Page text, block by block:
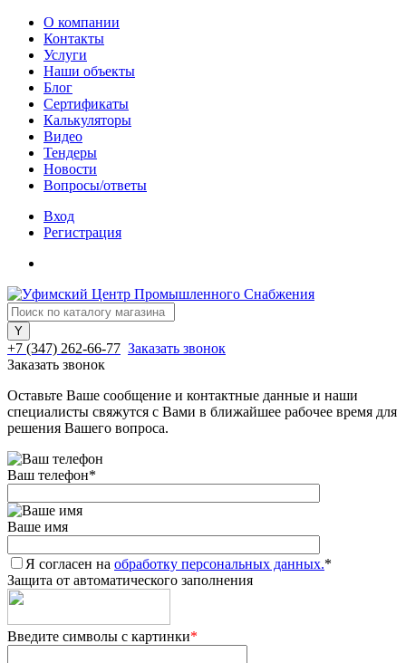
О компании
Контакты
Услуги
Наши объекты
Блог
Сертификаты
Калькуляторы
Видео
Тендеры
Новости
Вопросы/ответы
Вход
Регистрация
+7 (347) 262-66-77 Заказать звонок
Заказать звонок
Оставьте Ваше сообщение и контактные данные и наши
специалисты свяжутся с Вами в ближайшее рабочее время для
решения Вашего вопроса.
Ваш телефон*
Ваше имя
Я согласен на обработку персональных данных.*
Защита от автоматического заполнения
Введите символы с картинки*